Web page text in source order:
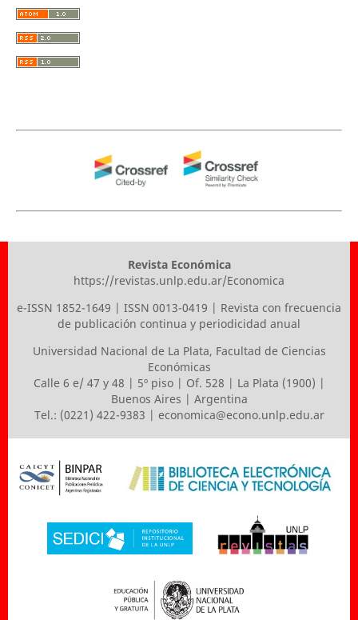
Revista Económica
https://revistas.unlp.edu.ar/Economica
e-ISSN 1852-1649 | ISSN 0013-0419 | Revista con frecuencia
de publicación continua y periodicidad anual
Universidad Nacional de La Plata, Facultad de Ciencias
Económicas
Calle 6 e/ 47 y 48 | 5º piso | Of. 528 | La Plata (1900) |
Buenos Aires | Argentina
Tel.: (0221) 422-9383 | economica@econo.unlp.edu.ar